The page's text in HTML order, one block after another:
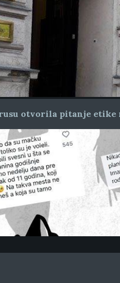
otvorila pitanje etike